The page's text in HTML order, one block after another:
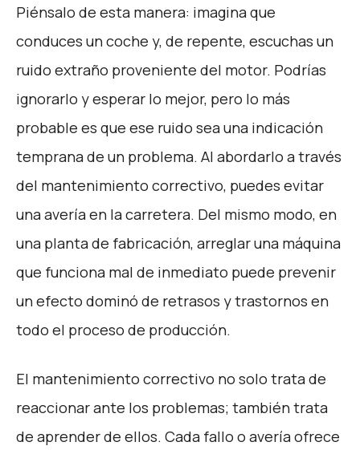
Piénsalo de esta manera: imagina que
conduces un coche y, de repente, escuchas un
ruido extraño proveniente del motor. Podrías
ignorarlo y esperar lo mejor, pero lo más
probable es que ese ruido sea una indicación
temprana de un problema. Al abordarlo a través
del mantenimiento correctivo, puedes evitar
una avería en la carretera. Del mismo modo, en
una planta de fabricación, arreglar una máquina
que funciona mal de inmediato puede prevenir
un efecto dominó de retrasos y trastornos en
todo el proceso de producción.
El mantenimiento correctivo no solo trata de
reaccionar ante los problemas; también trata
de aprender de ellos. Cada fallo o avería ofrece